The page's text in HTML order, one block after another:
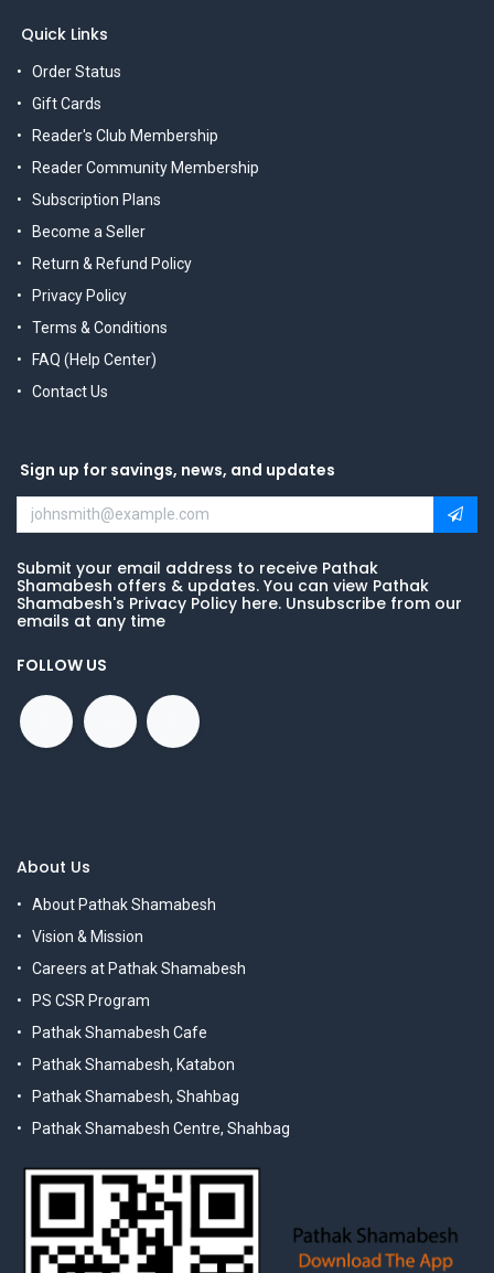
Quick Links
Order Status
Gift Cards
Reader's Club Membership
Reader Community Membership
Subscription Plans
Become a Seller
Return & Refund Policy
Privacy Policy
Terms & Conditions
FAQ (Help Center)
Contact Us
Sign up for savings, news, and updates
Submit your email address to receive Pathak
Shamabesh offers & updates. You can view Pathak
Shamabesh's Privacy Policy here. Unsubscribe from our
emails at any time
FOLLOW US
About Us
About Pathak Shamabesh
Vision & Mission
Careers at Pathak Shamabesh
PS CSR Program
Pathak Shamabesh Cafe
Pathak Shamabesh, Katabon
Pathak Shamabesh, Shahbag
Pathak Shamabesh Centre, Shahbag